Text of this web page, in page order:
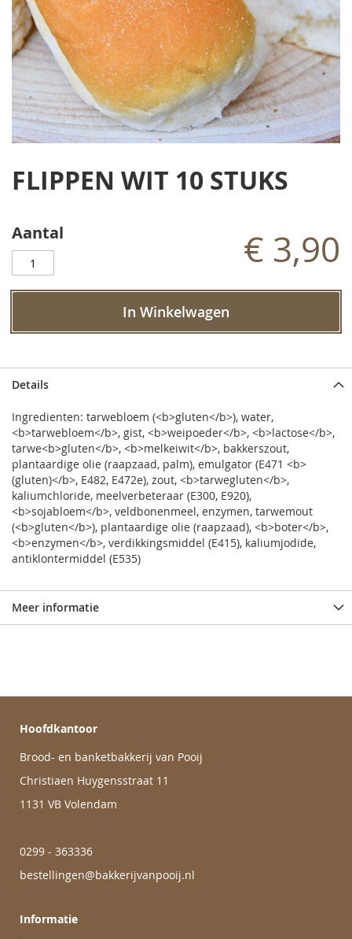
het
de
gallerij
FLIPPEN WIT 10 STUKS
Aantal € 3,90
In Winkelwagen
Details
Ingredienten: tarwebloem (<b>gluten</b>), water,
<b>tarwebloem</b>, gist, <b>weipoeder</b>, <b>lactose</b>,
tarwe<b>gluten</b>, <b>melkeiwit</b>, bakkerszout,
plantaardige olie (raapzaad, palm), emulgator (E471 <b>
(gluten)</b>, E482, E472e), zout, <b>tarwegluten</b>,
kaliumchloride, meelverbeteraar (E300, E920),
<b>sojabloem</b>, veldbonenmeel, enzymen, tarwemout
(<b>gluten</b>), plantaardige olie (raapzaad), <b>boter</b>,
<b>enzymen</b>, verdikkingsmiddel (E415), kaliumjodide,
antiklontermiddel (E535)
Meer informatie
Hoofdkantoor
Brood- en banketbakkerij van Pooij
Christiaen Huygensstraat 11
1131 VB Volendam
0299 - 363336
bestellingen@bakkerijvanpooij.nl
Informatie